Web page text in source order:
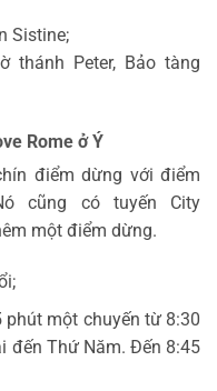
Sistine;
Peter, Bảo tàng
Rome ở Ý
điểm dừng với điểm
cũng có tuyến City
một điểm dừng.
một chuyến từ 8:30
đến Thứ Năm. Đến 8:45